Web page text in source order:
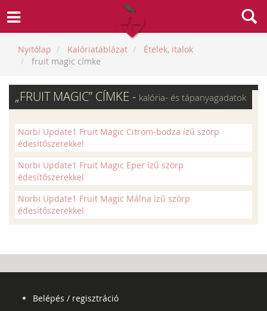
Nyitólap Kalóriatáblázat
Ételek, italok
fruit magic címke
„FRUIT MAGIC” CÍMKE - kalória- és tápanyagadatok
Norbi Update1 Fruit Magic Citrom-bodza ízű szörp
édesítőszerekkel
Norbi Update1 Fruit Magic Eper ízű szörp
édesítőszerekkel
Norbi Update1 Fruit Magic Málna ízű szörp
édesítőszerekkel
Belépés / regisztráció